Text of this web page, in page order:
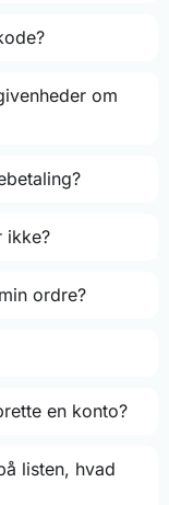
om
ikke?
ordre?
en konto?
listen, hvad